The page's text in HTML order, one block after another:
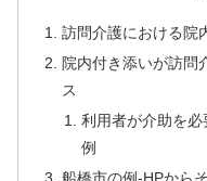
訪問介護における院
院内付き添いが訪問
ス
利用者が介助を
例